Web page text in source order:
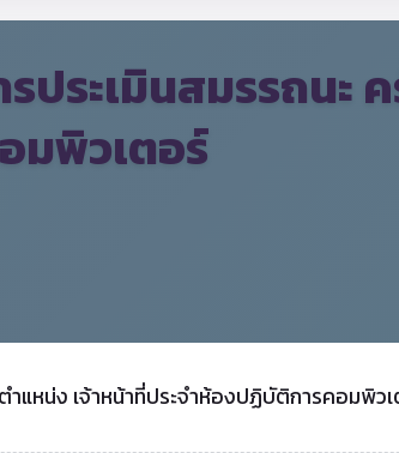
ประเมินสมรรถนะ
มพิวเตอร์
ำแหน่ง เจ้าหน้าที่ประจำห้องปฏิบัติการคอมพิว